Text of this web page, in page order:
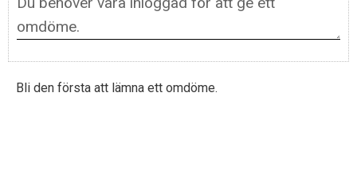
Bli den första att lämna ett omdöme.